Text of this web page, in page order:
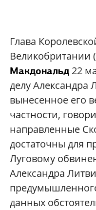
Глава
Великобритании
Макдональд 22
делу Александра
вынесенное его
частности,
направленные
достаточны для
Луговому
Александра
данных